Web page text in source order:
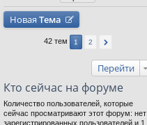
Новая Тема
42 тем 1 2
Перейти
Кто сейчас на форуме
Количество пользователей, которые
сейчас просматривают этот форум: нет
зарегистрированных пользователей и 1